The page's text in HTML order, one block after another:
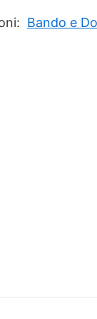
Bando e